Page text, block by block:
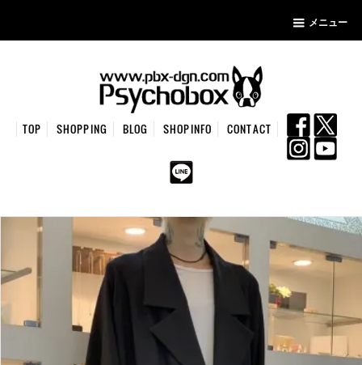
メニュー
TOP SHOPPING BLOG SHOPINFO CONTACT